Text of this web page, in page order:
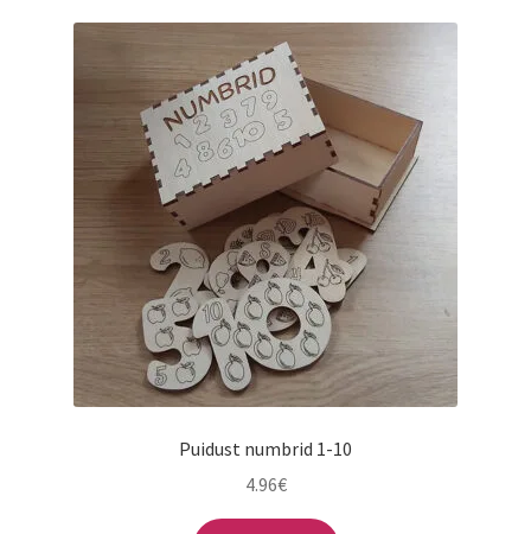
saab
teha
tootelehel.
Puidust numbrid 1-10
4.96€